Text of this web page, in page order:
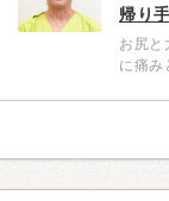
帰り
お尻と
に痛み